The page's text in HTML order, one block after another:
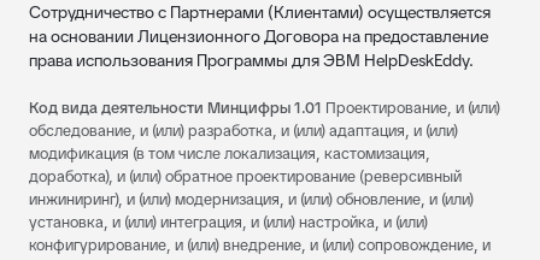
Сотрудничество с Партнерами (Клиентами) осуществляется
на основании Лицензионного Договора на предоставление
права использования Программы для ЭВМ HelpDeskEddy.
Код вида деятельности Минцифры 1.01 Проектирование, и (или)
обследование, и (или) разработка, и (или) адаптация, и (или)
модификация (в том числе локализация, кастомизация,
доработка), и (или) обратное проектирование (реверсивный
инжиниринг), и (или) модернизация, и (или) обновление, и (или)
установка, и (или) интеграция, и (или) настройка, и (или)
конфигурирование, и (или) внедрение, и (или) сопровождение, и